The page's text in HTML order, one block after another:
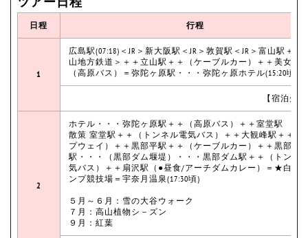
日程 行程
1
広島駅(07:18)＜JR＞新大阪駅＜JR＞敦賀駅＜JR＞富山駅＋＋
山地方鉄道＞＋＋立山駅＋＋（ケーブルカー）＋＋美女平
（高原バス）＝弥陀ヶ原駅・・・弥陀ヶ原ホテル(15:20頃)
【宿泊先
2
ホテル・・・弥陀ヶ原駅＋＋（高原バス）＋＋室堂駅 ☆
散策 室堂駅＋＋（トンネル電気バス）＋＋大観峰駅＋＋（
プウェイ）＋＋黒部平駅＋＋（ケーブルカー）＋＋黒部湖
駅・・・（黒部ダム堰堤）・・・黒部ダム駅＋＋（トンネ
気バス）＋＋扇沢駅（●昼食/アーチダムカレー）＝★白馬
ンプ競技場＝宇奈月温泉(17:30頃)
５月～６月：雪の大谷ウォーク
７月：高山植物シ－ズン
９月：紅葉